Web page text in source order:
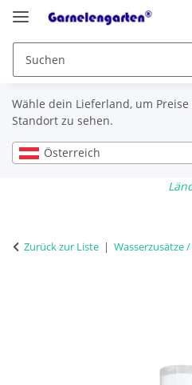
Wähle dein Lieferland, um
Standort zu sehen.
Österreich
Zurück zur Liste Wasserzusätze